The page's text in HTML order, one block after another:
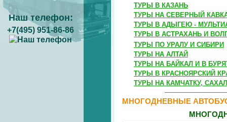
Наш телефон:
+7(495) 951-86-86
ТУРЫ В КАЗАНЬ
ТУРЫ НА СЕВЕРНЫЙ
ТУРЫ В АДЫГЕЮ -
ТУРЫ В АСТРАХАНЬ И
ТУРЫ ПО УРАЛУ И СИБИРИ
ТУРЫ НА АЛТАЙ
ТУРЫ НА БАЙКАЛ И В
ТУРЫ В КРАСНОЯРСКИЙ
ТУРЫ НА КАМЧАТКУ,
МНОГОДНЕВНЫЕ